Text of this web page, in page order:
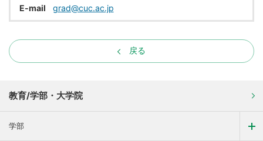
E-mail
grad@cuc.ac.jp
戻る
教育/学部・大学院
学部